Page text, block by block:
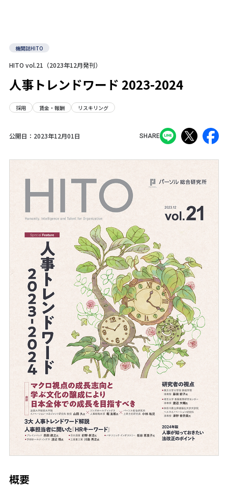
機関誌HITO
HITO vol.21（2023年12月発刊）
人事トレンドワード 2023-2024
採用 賃金・報酬 リスキリング
公開日： 2023年12月01日 SHARE
概要